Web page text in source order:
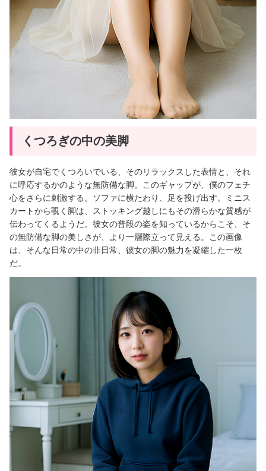
くつろぎの中の美脚
彼女が自宅でくつろいでいる、そのリラックスした表情と、それ
に呼応するかのような無防備な脚。このギャップが、僕のフェチ
心をさらに刺激する。ソファに横たわり、足を投げ出す。ミニス
カートから覗く脚は、ストッキング越しにもその滑らかな質感が
伝わってくるようだ。彼女の普段の姿を知っているからこそ、そ
の無防備な脚の美しさが、より一層際立って見える。この画像
は、そんな日常の中の非日常、彼女の脚の魅力を凝縮した一枚
だ。